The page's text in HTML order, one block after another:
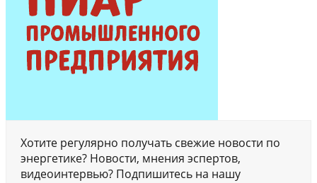
Хотите регулярно получать свежие новости по
энергетике? Новости, мнения эспертов,
видеоинтервью? Подпишитесь на нашу